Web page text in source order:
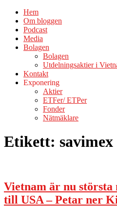
Hem
Om bloggen
Podcast
Media
Bolagen
Bolagen
Utdelningsaktier i
Kontakt
Exponering
Aktier
ETFer/ ETPer
Fonder
Nätmäklare
Etikett: savimex
Vietnam är nu största
till USA – Petar ner